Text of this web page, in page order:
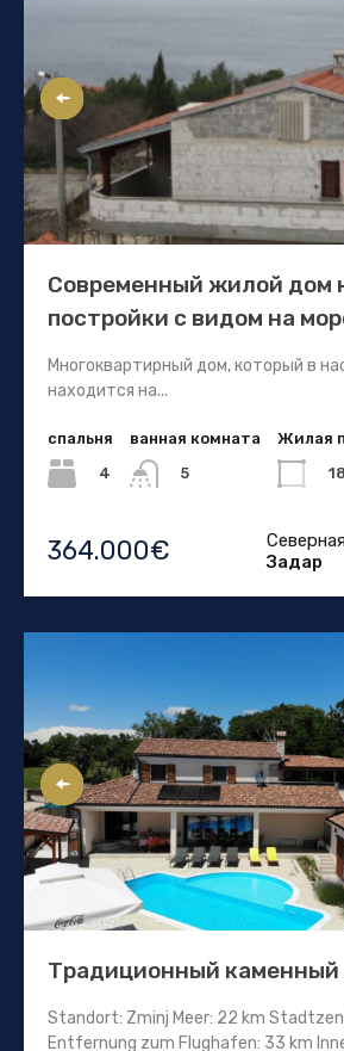
Современный жилой дом
постройки с видом на
Многоквартирный дом, который в
находится на...
спальня
4
ванная комната
5
Жилая
364.000€
Задар
Традиционный каменный
Standort: Zminj Meer: 22 km
Entfernung zum Flughafen: 33 km